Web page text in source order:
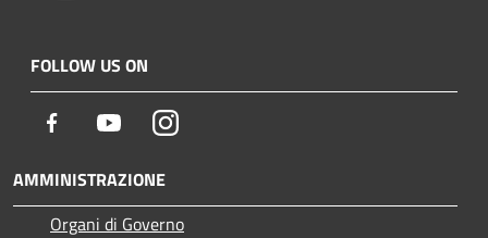
FOLLOW US ON
Facebook YoutubeInstagram
AMMINISTRAZIONE
Organi di Governo